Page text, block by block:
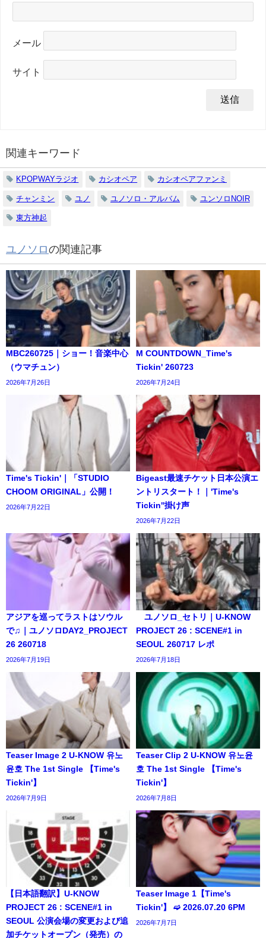
メール
サイト
関連キーワード
KPOPWAYラジオ カシオペア カシオペアファンミ
チャンミン ユノ ユノソロ・アルバム ユンソロNOIR
東方神起
ユノソロの関連記事
MBC260725｜ショー！音楽中心
（ウマチュン）
2026年7月26日
M COUNTDOWN_Time's
Tickin' 260723
2026年7月24日
Time's Tickin'｜「STUDIO
CHOOM ORIGINAL」公開！
2026年7月22日
Bigeast最速チケット日本公演エ
ントリスタート！｜'Time's
Tickin''掛け声
2026年7月22日
アジアを巡ってラストはソウル
で♫｜ユノソロDAY2_PROJECT
26 260718
2026年7月19日
ユノソロ_セトリ｜U-KNOW
PROJECT 26 : SCENE#1 in
SEOUL 260717 レポ
2026年7月18日
Teaser Image 2 U-KNOW 유노
윤호 The 1st Single 【Time's
Tickin'】
2026年7月9日
Teaser Clip 2 U-KNOW 유노윤
호 The 1st Single 【Time's
Tickin'】
2026年7月8日
【日本語翻訳】U-KNOW
PROJECT 26 : SCENE#1 in
SEOUL 公演会場の変更および追
加チケットオープン（発売）の
Teaser Image 1【Time's
Tickin'】 ➫ 2026.07.20 6PM
2026年7月7日